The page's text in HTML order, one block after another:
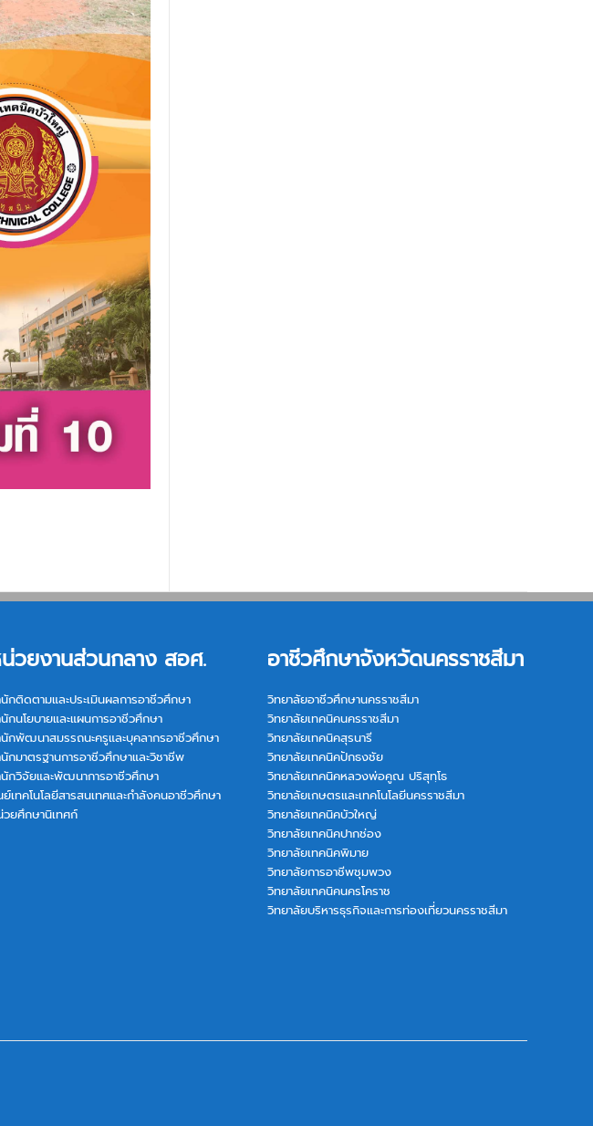
วยงานส่วนกลาง สอศ.
กติดตามและประเมินผลการอาชีวศึกษา
กนโยบายและแผนการอาชีวศึกษา
กพัฒนาสมรรถนะครูและบุคลากรอาชีวศึกษา
กมาตรฐานการอาชีวศึกษาและวิชาชีพ
กวิจัยและพัฒนาการอาชีวศึกษา
เทคโนโลยีสารสนเทศและกำลังคนอาชีวศึกษา
ยศึกษานิเทศก์
อาชีวศึกษาจังหวัดนครราชสีมา
วิทยาลัยอาชีวศึกษานครราชสีมา
วิทยาลัยเทคนิคนครราชสีมา
วิทยาลัยเทคนิคสุรนารี
วิทยาลัยเทคนิคปักธงชัย
วิทยาลัยเทคนิคหลวงพ่อคูณ ปริสุทฺโธ
วิทยาลัยเกษตรและเทคโนโลยีนครราชสีมา
วิทยาลัยเทคนิคบัวใหญ่
วิทยาลัยเทคนิคปากช่อง
วิทยาลัยเทคนิคพิมาย
วิทยาลัยการอาชีพชุมพวง
วิทยาลัยเทคนิคนครโคราช
วิทยาลัยบริหารธุรกิจและการท่องเที่ยวนครราชสีมา